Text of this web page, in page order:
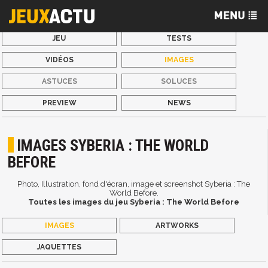
JEU TESTS
VIDÉOS IMAGES
ASTUCES SOLUCES
PREVIEW NEWS
IMAGES SYBERIA : THE WORLD
BEFORE
Photo, Illustration, fond d'écran, image et screenshot Syberia : The
World Before.
Toutes les images du jeu Syberia : The World Before
IMAGES ARTWORKS
JAQUETTES